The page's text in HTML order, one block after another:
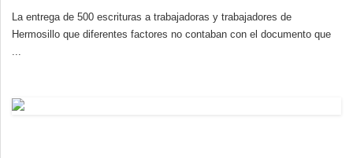
La entrega de 500 escrituras a trabajadoras y trabajadores de
Hermosillo que diferentes factores no contaban con el documento que
...